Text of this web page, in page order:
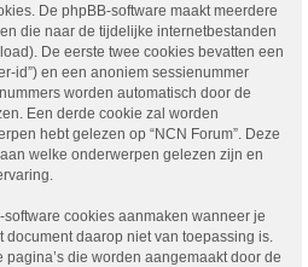
De phpBB-software maakt meerdere
die naar de tijdelijke internetbestanden
De eerste twee cookies bevatten een
id”) en een anoniem sessienummer
worden automatisch door de
Een derde cookie zal worden
hebt gelezen op “NCN Forum”. Deze
welke onderwerpen gelezen zijn en
cookies aanmaken wanneer je
document daarop niet van toepassing is.
die worden aangemaakt door de